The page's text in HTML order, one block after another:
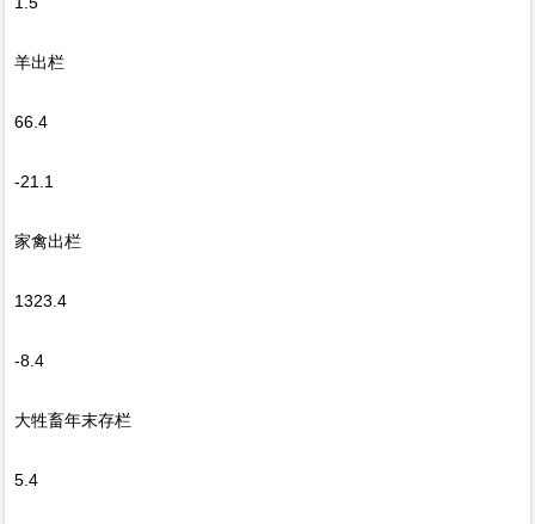
羊出栏
66.4
-21.1
家禽出栏
1323.4
-8.4
大牲畜年末存栏
5.4